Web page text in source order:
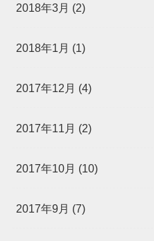
2018年3月 (2)
2018年1月 (1)
2017年12月 (4)
2017年11月 (2)
2017年10月 (10)
2017年9月 (7)